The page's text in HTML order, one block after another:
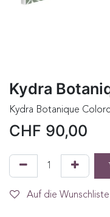
Kydra
Kydra Botanique
CHF 90,00
Auf die Wunschliste